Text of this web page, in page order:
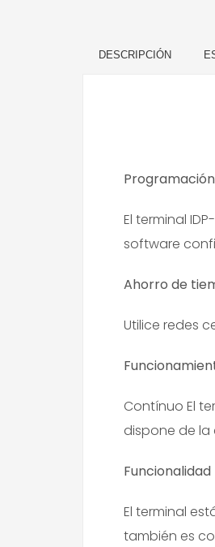
DESCRIPCIÓN
El terminal
software
Ahorro de
Utilice redes
Contínuo El
dispone de la
El terminal
también es